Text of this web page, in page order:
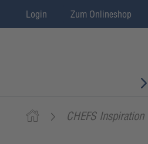
Login Zum Onlineshop
CHEFS Inspiration